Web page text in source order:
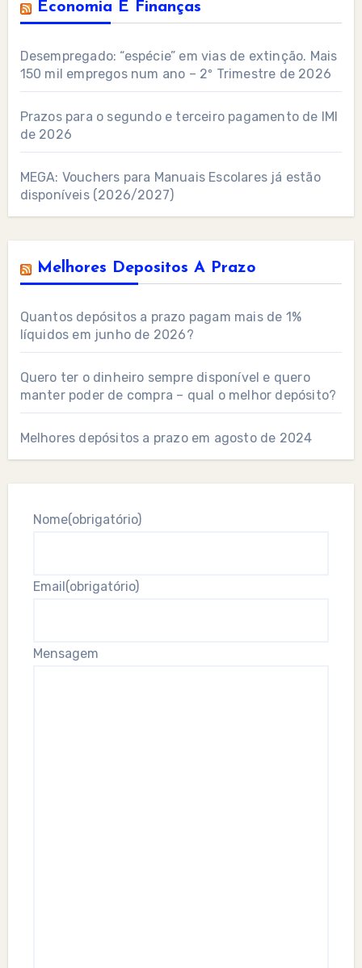
Economia E Finanças
Desempregado: “espécie” em vias de extinção. Mais
150 mil empregos num ano – 2º Trimestre de 2026
Prazos para o segundo e terceiro pagamento de IMI
de 2026
MEGA: Vouchers para Manuais Escolares já estão
disponíveis (2026/2027)
Melhores Depositos A Prazo
Quantos depósitos a prazo pagam mais de 1%
líquidos em junho de 2026?
Quero ter o dinheiro sempre disponível e quero
manter poder de compra – qual o melhor depósito?
Melhores depósitos a prazo em agosto de 2024
Nome(obrigatório)
Email (obrigatório)
Mensagem